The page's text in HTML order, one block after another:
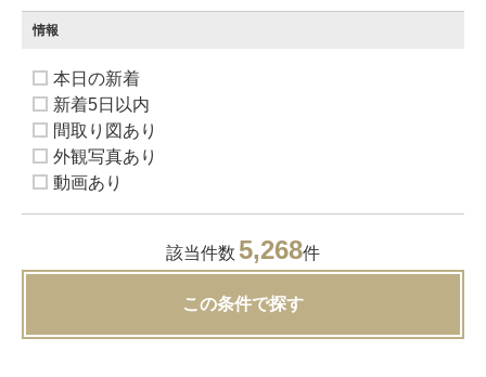
情報
本日の新着
新着5日以内
間取り図あり
外観写真あり
動画あり
該当件数 5,268件
この条件で探す